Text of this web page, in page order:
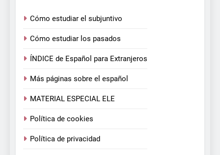
Cómo estudiar el subjuntivo
Cómo estudiar los pasados
ÍNDICE de Español para Extranjeros
Más páginas sobre el español
MATERIAL ESPECIAL ELE
Política de cookies
Política de privacidad